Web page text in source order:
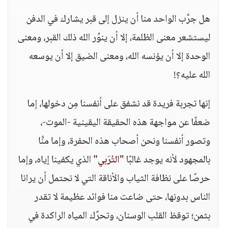
هل جرَّب الواحد منا أن ينزل إلى قبر يشارك في الدفن
ليستشعر معنى الظلمة، إلا أن ينوِّر الله ذلك القبر، ومعنى
الوحدة إلا أن يؤنسه الله، ومعنى الضيق إلا أن يوسعه
الله عليه؟!
إنها تجربة فريدة قد نشفق على أنفسنا مِن دخولها، إما
ضعفًا عن مواجهة هذه الحقيقة اليقينية -الموت-،
وتصور أنفسنا ونحن أصحاب هذه الحفرة، وإما منًّا
بالمجهود لأنه يوجد غالبًا"التُرَبي"الذي يكفينا إياه، وإما
حرصًا على نظافة الثياب والأناقة التي لا نحتمل أن يرانا
الناس بدونها، حتى ضاعت منا فوائد عظيمة لا تقدر
بثمن؛ توقظ القلب الوسنان، وتحرِّك المياه الراكدة في